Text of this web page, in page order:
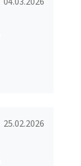
25.02.2026